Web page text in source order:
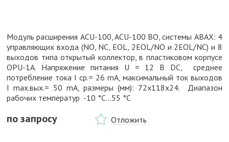
Модуль расширения ACU-100, ACU-100 BO, системы АВАХ: 4
управляющих входа (NO, NC, EOL, 2EOL/NO и 2EOL/NC) и 8
выходов типа открытый коллектор, в пластиковом корпусе
OPU-1A. Напряжение питания U = 12 В DC, среднее
потребление тока I ср.= 26 mA, максимальный ток выходов
I max.вых.= 50 mA, размеры (мм): 72х118х24. Диапазон
рабочих температур -10 °C...55 °C
по запросу Отложить